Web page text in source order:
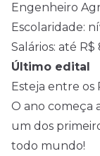
Engenheiro
Escolaridade:
Salários: até R$
Último edital
Esteja entre os
O ano começa
um dos
todo mundo!